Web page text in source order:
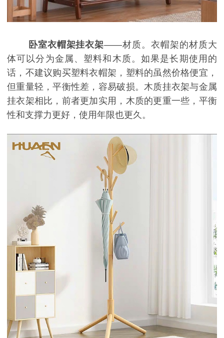
卧室衣帽架挂衣架——材质。衣帽架的材质大
体可以分为金属、塑料和木质。如果是长期使用的
话，不建议购买塑料衣帽架，塑料的虽然价格便宜，
但重量轻，平衡性差，容易破损。木质挂衣架与金属
挂衣架相比，前者更加实用，木质的更重一些，平衡
性和支撑力更好，使用年限也更久。